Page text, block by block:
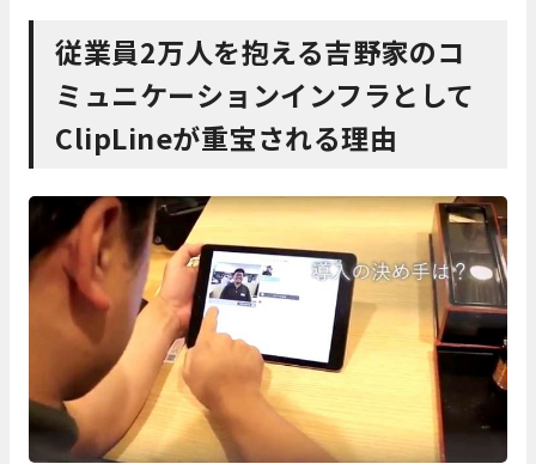
従業員2万人を抱える吉野家のコ
ミュニケーションインフラとして
ClipLineが重宝される理由